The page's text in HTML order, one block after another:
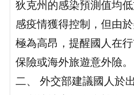
狄克州的感染預測值均
感疫情獲得控制，但由
極為高昂，提醒國人在
保險或海外旅遊意外險。
二、 外交部建議國人於